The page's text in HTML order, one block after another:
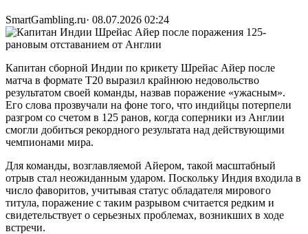
SmartGambling.ru· 08.07.2026 02:24
Капитан сборной Индии по крикету Шрейас Айер после
матча в формате T20 выразил крайнюю недовольство
результатом своей команды, назвав поражение «ужасным».
Его слова прозвучали на фоне того, что индийцы потерпели
разгром со счетом в 125 ранов, когда соперники из Англии
смогли добиться рекордного результата над действующими
чемпионами мира.
Для команды, возглавляемой Айером, такой масштабный
отрыв стал неожиданным ударом. Поскольку Индия входила в
число фаворитов, учитывая статус обладателя мирового
титула, поражение с таким разрывом считается редким и
свидетельствует о серьезных проблемах, возникших в ходе
встречи.